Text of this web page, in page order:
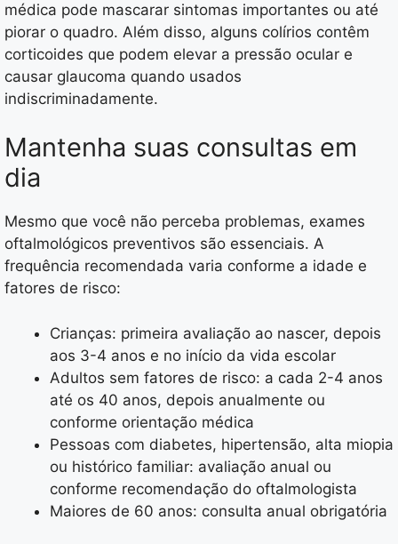
médica pode mascarar sintomas importantes ou até
piorar o quadro. Além disso, alguns colírios contêm
corticoides que podem elevar a pressão ocular e
causar glaucoma quando usados
indiscriminadamente.
Mantenha suas consultas em
dia
Mesmo que você não perceba problemas, exames
oftalmológicos preventivos são essenciais. A
frequência recomendada varia conforme a idade e
fatores de risco:
Crianças: primeira avaliação ao nascer, depois
aos 3-4 anos e no início da vida escolar
Adultos sem fatores de risco: a cada 2-4 anos
até os 40 anos, depois anualmente ou
conforme orientação médica
Pessoas com diabetes, hipertensão, alta miopia
ou histórico familiar: avaliação anual ou
conforme recomendação do oftalmologista
Maiores de 60 anos: consulta anual obrigatória